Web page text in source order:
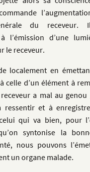
du receveur.
l’émission d’une
le receveur.
localement en
celle d’un élément à
a mal au genou
ressentir et à
qui va bien, pour
syntonise la
nous pouvons
un organe malade.